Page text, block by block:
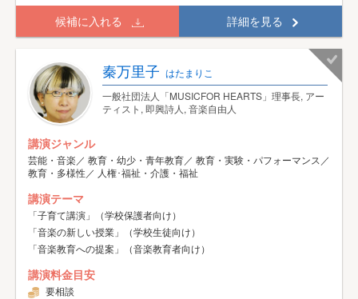
候補に入れる 詳細を見る
秦万里子 はたまりこ
一般社団法人「MUSICFOR HEARTS」理事長, アー
ティスト, 即興詩人, 音楽自由人
講演ジャンル
芸能・音楽／ 教育・幼少・青年教育／ 教育・実験・パフォーマンス／
教育・多様性／ 人権･福祉・介護・福祉
講演テーマ
「子育て講演」（学校保護者向け）
「音楽の新しい授業」（学校生徒向け）
「音楽教育への提案」（音楽教育者向け）
講演料金目安
要相談